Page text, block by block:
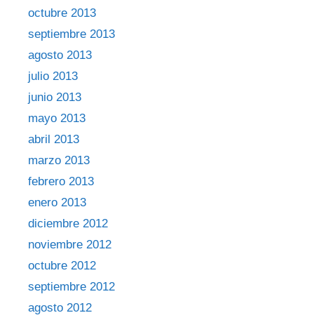
octubre 2013
septiembre 2013
agosto 2013
julio 2013
junio 2013
mayo 2013
abril 2013
marzo 2013
febrero 2013
enero 2013
diciembre 2012
noviembre 2012
octubre 2012
septiembre 2012
agosto 2012